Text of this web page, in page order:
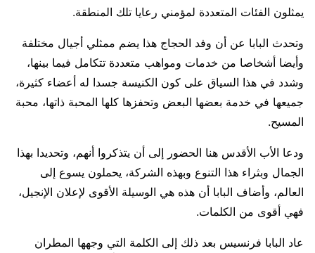
يمثلون الفئات المتعددة لمؤمني رعايا تلك المنطقة.
وتحدث البابا عن أن وفد الحجاج هذا يضم ممثلي أجيال مختلفة
وأيضا أشخاصا من خدمات ومواهب متعددة تتكامل فيما بينها،
وشدد في هذا السياق على كون الكنيسة جسدا له أعضاء كثيرة،
جميعها في خدمة بعضها البعض وتحفزها كلها المحبة ذاتها، محبة
المسيح.
ودعا الأب الأقدس هنا الحضور إلى أن يتذكروا أنهم، وتحديدا بهذا
الجمال وبثراء هذا التنوع وبهذه الشركة، يحملون يسوع إلى
العالم، وأضاف البابا أن هذه هي الوسيلة الأقوى لإعلان الإنجيل،
فهي أقوى من الكلمات.
عاد البابا فرنسيس بعد ذلك إلى الكلمة التي وجهها المطران